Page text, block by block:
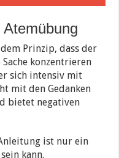
Prinzip, dass der
konzentrieren
sich intensiv mit
mit den Gedanken
bietet negativen
ist nur ein
kann.